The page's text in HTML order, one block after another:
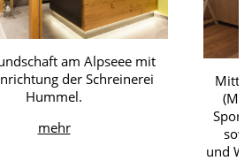
am Alpseee mit
der Schreinerei
Hummel.
mehr
und